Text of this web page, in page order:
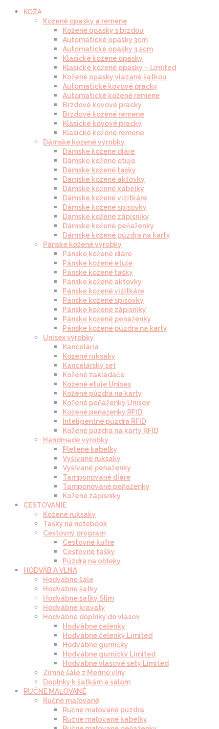
KOŽA
Kožené opasky a remene
Kožené opasky s brzdou
Automatické opasky 3cm
Automatické opasky 3.5cm
Klasické kožené opasky
Klasické kožené opasky – Limited
Kožené opasky viazané šatkou
Automatické kovové pracky
Automatické kožené remene
Brzdové kovové pracky
Brzdové kožené remene
Klasické kovové pracky
Klasické kožené remene
Dámske kožené výrobky
Dámske kožené diáre
Dámske kožené etuje
Dámske kožené tašky
Dámske kožené aktovky
Dámske kožené kabelky
Dámske kožené vizitkáre
Dámske kožené spisovky
Dámske kožené zápisníky
Dámske kožené peňaženky
Dámske kožené púzdra na karty
Pánske kožené výrobky
Pánske kožené diáre
Pánske kožené etuje
Pánske kožené tašky
Pánske kožené aktovky
Pánske kožené vizitkáre
Pánske kožené spisovky
Pánske kožené zápisníky
Pánske kožené peňaženky
Pánske kožené púzdra na karty
Unisex výrobky
Kancelária
Kožené ruksaky
Kancelársky set
Kožené zakladače
Kožené etuje Unisex
Kožené púzdra na karty
Kožené peňaženky Unisex
Kožené peňaženky RFID
Inteligentné púzdra RFID
Kožené púzdra na karty RFID
Handmade výrobky
Pletené kabelky
Vyšívané ruksaky
Vyšívané peňaženky
Tamponované diáre
Tamponované peňaženky
Kožené zápisníky
CESTOVANIE
Kožené ruksaky
Tašky na notebook
Cestovný program
Cestovné kufre
Cestovné tašky
Púzdra na obleky
HODVÁB A VLNA
Hodvábne šále
Hodvábne šatky
Hodvábne šatky Slim
Hodvábne kravaty
Hodvábne doplnky do vlasov
Hodvábne čelenky
Hodvábne čelenky Limited
Hodvábne gumičky
Hodvábne gumičky Limited
Hodvábne vlasové sety Limited
Zimné šále z Merino vlny
Doplnky k šatkám a šálom
RUČNE MAĽOVANÉ
Ručne maľované
Ručne maľované púzdra
Ručne maľované kabelky